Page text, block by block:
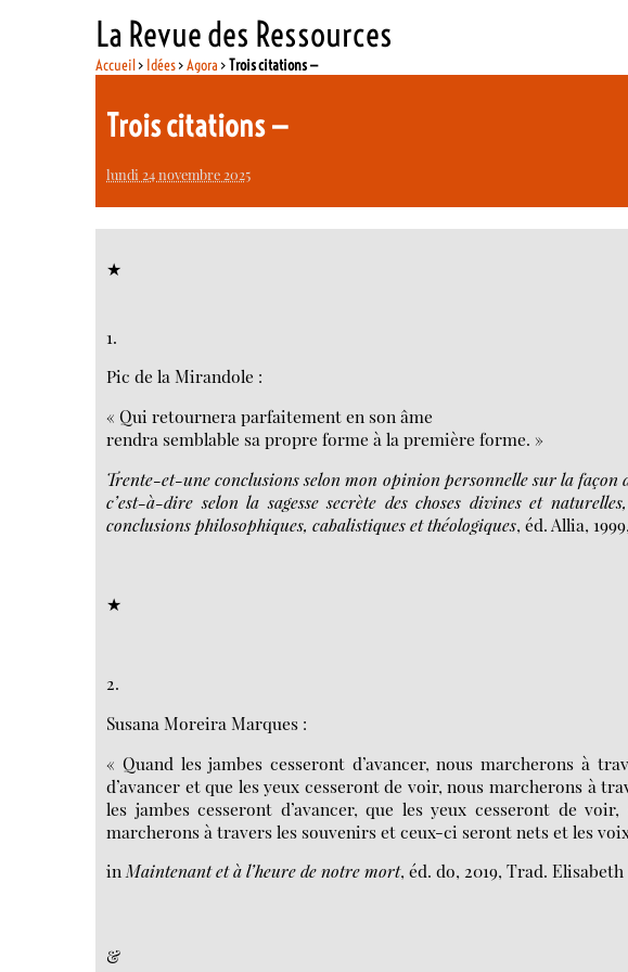
La Revue des Ressources
Accueil> Idées>Agora >Trois citations —
Trois citations —
lundi 24 novembre 2025
★
1.
Pic de la Mirandole :
« Qui retournera parfaitement en son âme
rendra semblable sa propre forme à la première forme. »
Trente-et-une conclusions selon mon opinion personnelle sur la façon
c’est-à-dire selon la sagesse secrète des choses divines et
conclusions philosophiques, cabalistiques et théologiques, éd. Allia,
★
2.
Susana Moreira Marques :
« Quand les jambes cesseront d’avancer, nous marcherons à
d’avancer et que les yeux cesseront de voir, nous marcherons à
les jambes cesseront d’avancer, que les yeux cesseront de
marcherons à travers les souvenirs et ceux-ci seront nets et les
in Maintenant et à l’heure de notre mort, éd. do, 2019, Trad.
&